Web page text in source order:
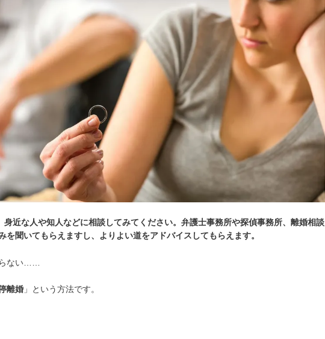
近な人や知人などに相談してみてください。弁護士事務所や探偵事務所、離婚相談
を聞いてもらえますし、よりよい道をアドバイスしてもらえます。
ない……
離婚 」という方法です。